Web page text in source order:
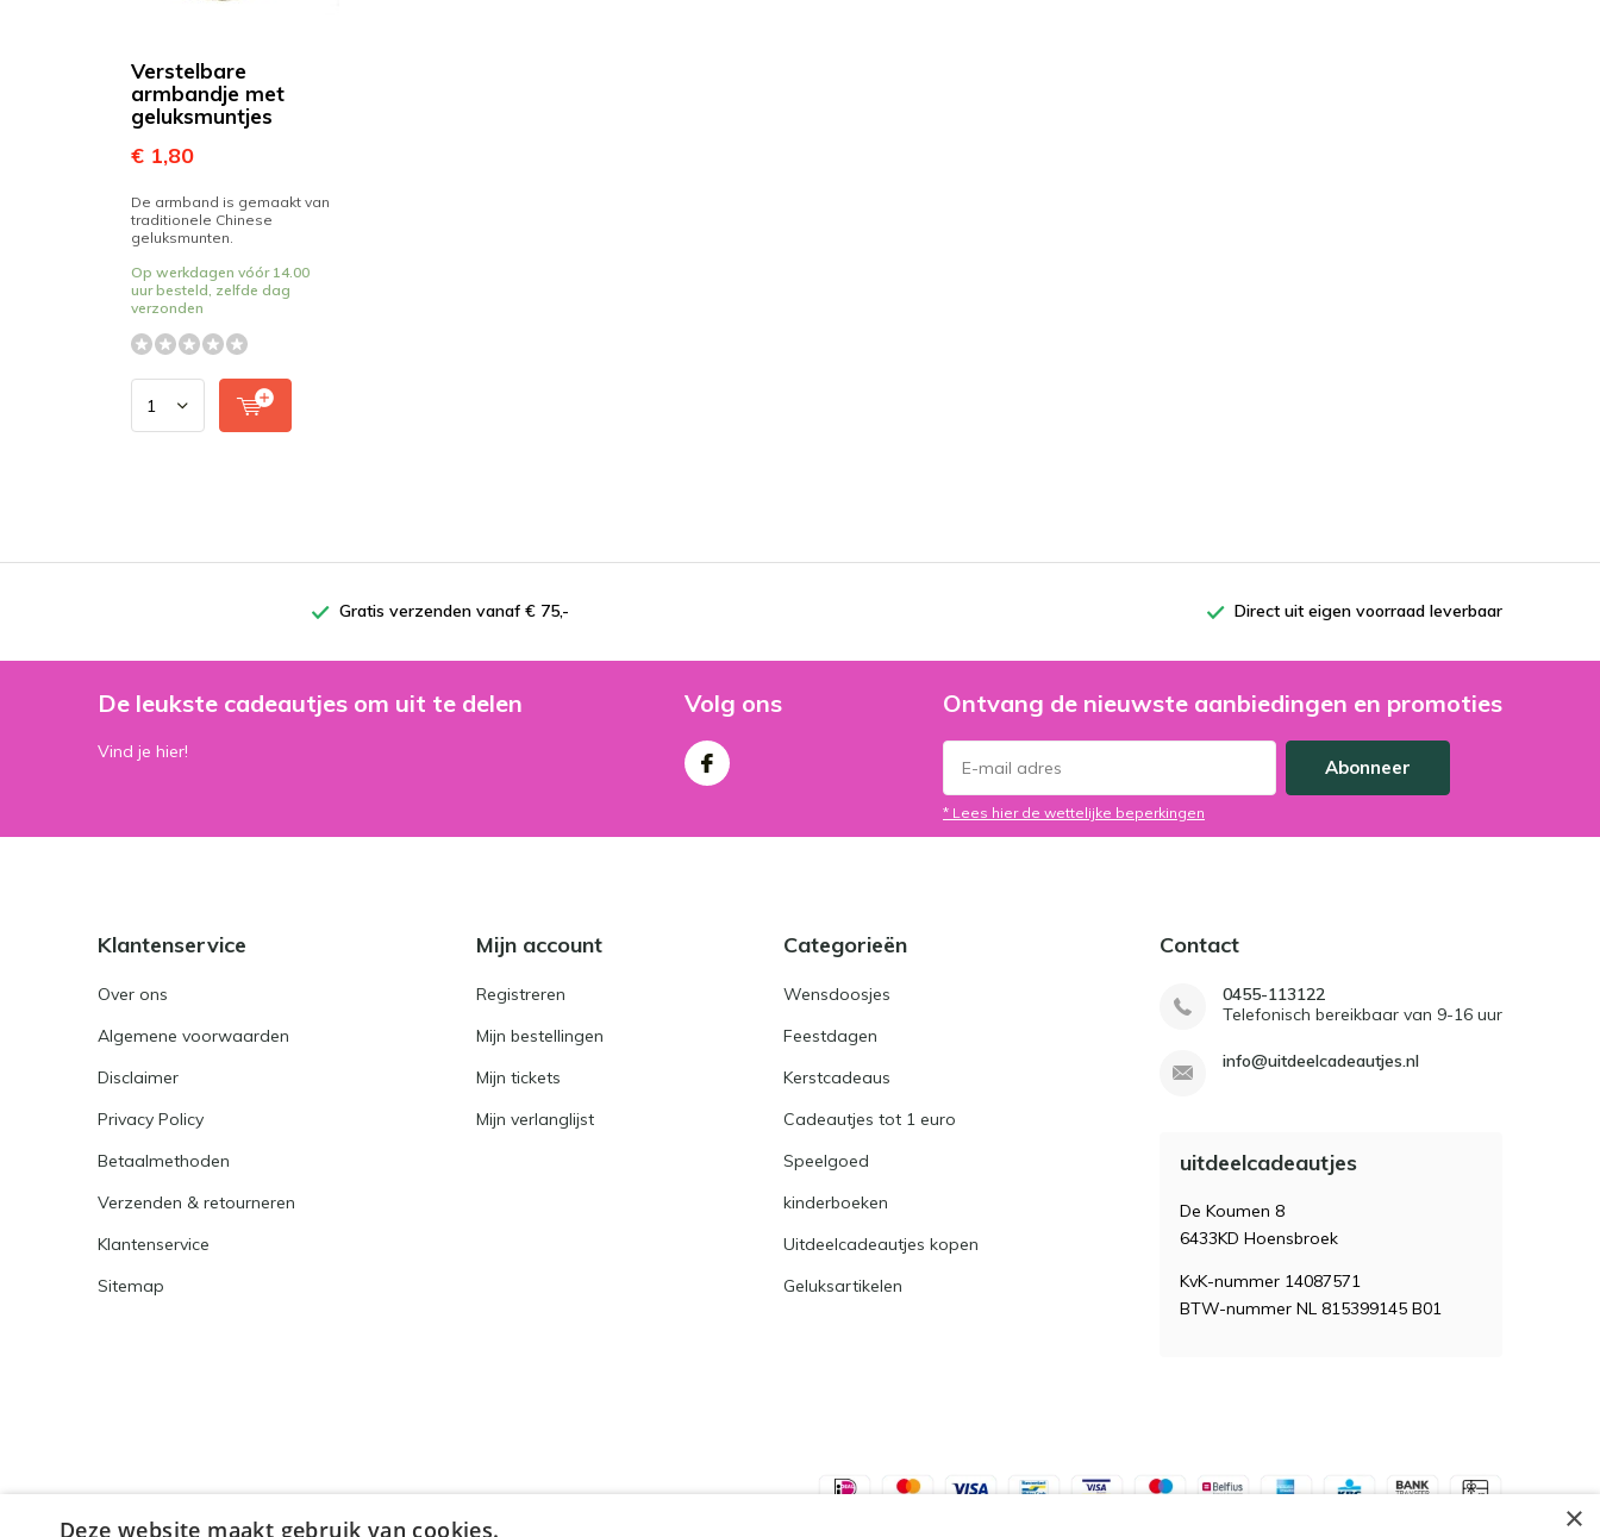
Verstelbare
armbandje met
geluksmuntjes
€ 1,80
De armband is gemaakt van
traditionele Chinese
geluksmunten.
Op werkdagen vóór 14.00
uur besteld, zelfde dag
verzonden
Gratis verzenden vanaf € 75,- Direct uit eigen voorraad leverbaar
De leukste cadeautjes om uit te delen
Vind je hier!
Volg ons Ontvang de nieuwste aanbiedingen en promoties
Abonneer
* Lees hier de wettelijke beperkingen
Klantenservice
Over ons
Algemene voorwaarden
Disclaimer
Privacy Policy
Betaalmethoden
Verzenden & retourneren
Klantenservice
Sitemap
Mijn account
Registreren
Mijn bestellingen
Mijn tickets
Mijn verlanglijst
Categorieën
Wensdoosjes
Feestdagen
Kerstcadeaus
Cadeautjes tot 1 euro
Speelgoed
kinderboeken
Uitdeelcadeautjes kopen
Geluksartikelen
Contact
0455-113122
Telefonisch bereikbaar van 9-16 uur
info@uitdeelcadeautjes.nl
uitdeelcadeautjes
De Koumen 8
6433KD Hoensbroek
KvK-nummer 14087571
BTW-nummer NL 815399145 B01
×
Deze website maakt gebruik van cookies.